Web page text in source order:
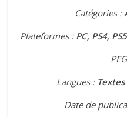
Catégories :
Plateformes : PC, PS4,
Langues :
Date de